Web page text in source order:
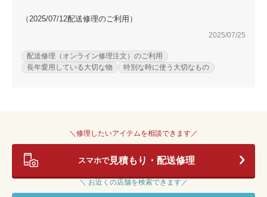
（2025/07/12配送修理のご利用）
2025/07/25
配送修理（オンライン修理注文）のご利用
長年愛用している大切な物
特別な時に使う大切なもの
＼修理したいアイテムを相談できます／
スマホで見積もり・配送修理
＼ お近くの店舗を検索できます／